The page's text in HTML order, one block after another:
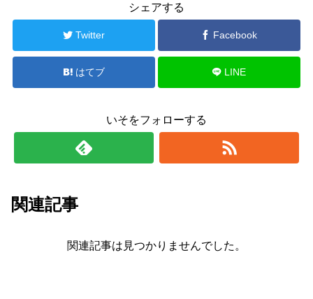
シェアする
Twitter Facebook
はてブ LINE
いそをフォローする
関連記事
関連記事は見つかりませんでした。